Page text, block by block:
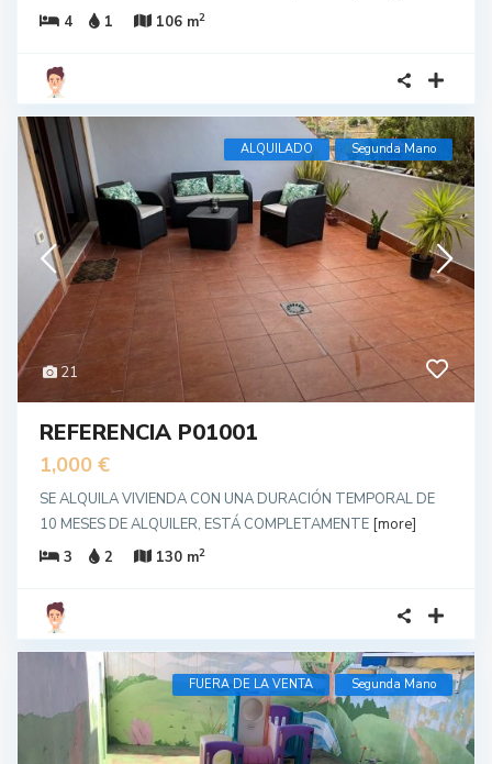
4
1 106 m2
21
ALQUILADO Segunda Mano
REFERENCIA P01001
1,000 €
SE ALQUILA VIVIENDA CON UNA DURACIÓN TEMPORAL DE
10 MESES DE ALQUILER, ESTÁ COMPLETAMENTE [more]
3
2 130 m2
FUERA DE LA VENTA Segunda Mano